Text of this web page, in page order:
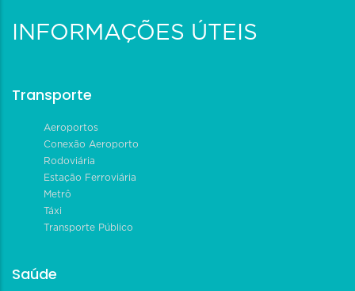
INFORMAÇÕES ÚTEIS
Transporte
Aeroportos
Conexão Aeroporto
Rodoviária
Estação Ferroviária
Metrô
Táxi
Transporte Público
Saúde